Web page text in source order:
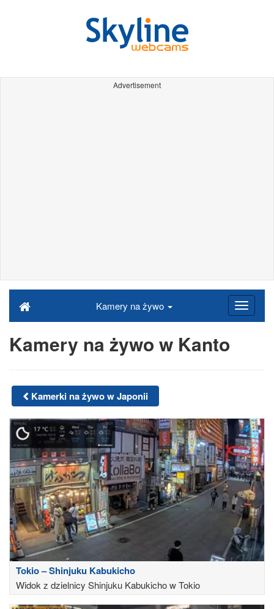
Advertisement
Kamery na żywo
Kamery na żywo w Kanto
Kamerki na żywo w Japonii
Tokio – Shinjuku Kabukicho
Widok z dzielnicy Shinjuku Kabukicho w Tokio